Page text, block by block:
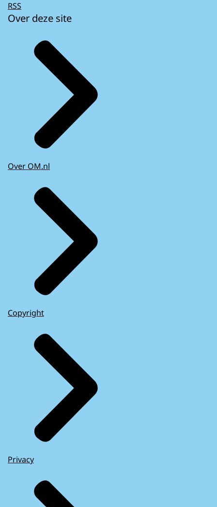
RSS
Over deze site
Over OM.nl
Copyright
Privacy